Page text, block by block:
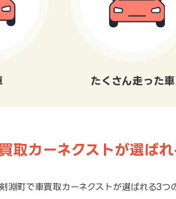
たくさん走った車
取カーネクストが選ばれ
淵町で車買取カーネクストが選ばれる3つ